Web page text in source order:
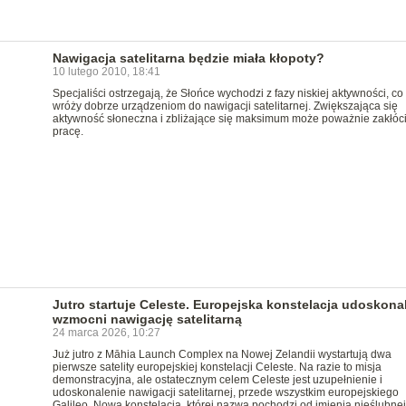
Nawigacja satelitarna będzie miała kłopoty?
10 lutego 2010, 18:41
Specjaliści ostrzegają, że Słońce wychodzi z fazy niskiej aktywności, co
wróży dobrze urządzeniom do nawigacji satelitarnej. Zwiększająca się
aktywność słoneczna i zbliżające się maksimum może poważnie
pracę.
Jutro startuje Celeste. Europejska konstelacja
wzmocni nawigację satelitarną
24 marca 2026, 10:27
Już jutro z Māhia Launch Complex na Nowej Zelandii wystartują dwa
pierwsze satelity europejskiej konstelacji Celeste. Na razie to misja
demonstracyjna, ale ostatecznym celem Celeste jest uzupełnienie i
udoskonalenie nawigacji satelitarnej, przede wszystkim europejskiego